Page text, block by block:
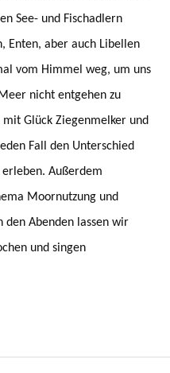
See- und Fischadlern
Enten, aber auch Libellen
vom Himmel weg, um uns
nicht entgehen zu
Glück Ziegenmelker und
Fall den Unterschied
Außerdem
Moornutzung und
den Abenden lassen wir
und singen